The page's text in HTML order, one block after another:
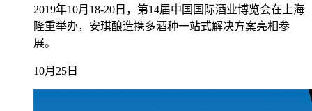
2019年10月18-20日，第14届中国国际酒业博览会在上海
隆重举办，安琪酿造携多酒种一站式解决方案亮相参
展。
10月25日